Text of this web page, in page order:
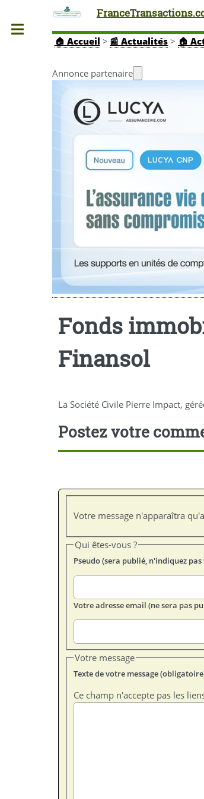
🏠 Accueil > 📰 Actualités > 🏠
Annonce partenaire
Fonds
Finansol
La Société Civile Pierre Impact,
Postez votre
Votre message n'apparaîtra
Qui êtes-vous ?
Pseudo (sera publié, n'indiquez
Votre adresse email (ne sera pas
Votre message
Texte de votre message
Ce champ n'accepte pas les
Toggle